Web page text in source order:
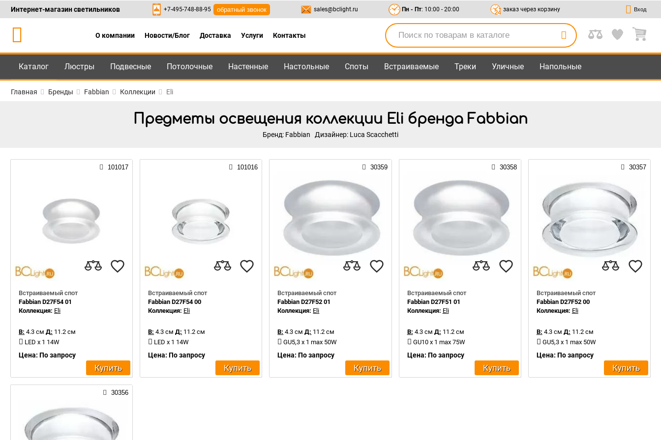
Каталог +7-495-748-88-95 ,8-800-550-95-45 sales@bclight.ru
Интернет-магазин светильников +7-495-748-88-95 обратный звонок sales@bclight.ru Пн - Пт: 10:00 - 20:00 заказ через корзину Вход
О компании Новости/Блог Доставка Услуги Контакты
Каталог Люстры Подвесные Потолочные Настенные Настольные Споты Встраиваемые Треки Уличные Напольные
Главная Бренды Fabbian Коллекции Eli
Предметы освещения коллекции Eli бренда Fabbian
Бренд: Fabbian Дизайнер: Luca Scacchetti
101017
Встраиваемый спот
Fabbian D27F54 01
Коллекция: Eli
В: 4.3 см Д: 11.2 см
LED x 1 14W
Цена: По запросу
Купить
101016
Встраиваемый спот
Fabbian D27F54 00
Коллекция: Eli
В: 4.3 см Д: 11.2 см
LED x 1 14W
Цена: По запросу
Купить
30359
Встраиваемый спот
Fabbian D27F52 01
Коллекция: Eli
В: 4.3 см Д: 11.2 см
GU5,3 x 1 max 50W
Цена: По запросу
Купить
30358
Встраиваемый спот
Fabbian D27F51 01
Коллекция: Eli
В: 4.3 см Д: 11.2 см
GU10 x 1 max 75W
Цена: По запросу
Купить
30357
Встраиваемый спот
Fabbian D27F52 00
Коллекция: Eli
В: 4.3 см Д: 11.2 см
GU5,3 x 1 max 50W
Цена: По запросу
Купить
30356